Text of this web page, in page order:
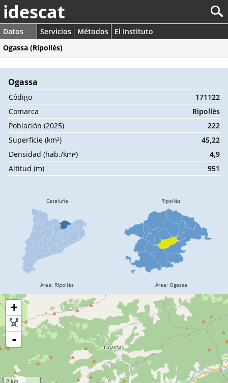
idescat
Datos Servicios Métodos
El Instituto
Ogassa (Ripollès)
Ogassa
Código
171122
Comarca
Ripollès
Población (2025)
222
Superficie (km²)
45,22
Densidad (hab./km²)
4,9
Altitud (m)
951
+
-
2 km